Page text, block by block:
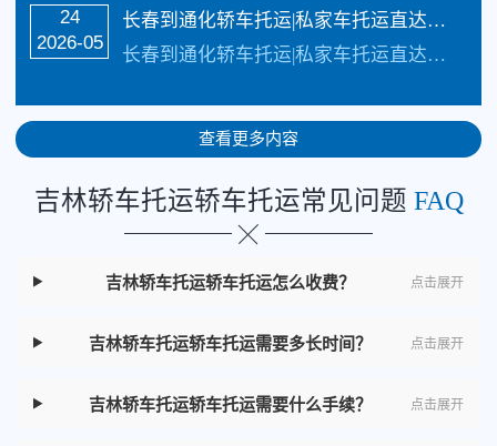
24
2026-05
​长春到通化轿车托运|私家车托运直达线路
长春到通化轿车托运|私家车托运直达线路_四川俊亚物流公司（133-5002-3601）直达线路【承接业务】：私家车托运、轿车托运、小轿车托运、越野车托运、商务车…
查看更多内容
吉林轿车托运轿车托运常见问题 FAQ
吉林轿车托运轿车托运怎么收费？ 点击展开
吉林轿车托运轿车托运需要多长时间？ 点击展开
吉林轿车托运轿车托运需要什么手续？ 点击展开